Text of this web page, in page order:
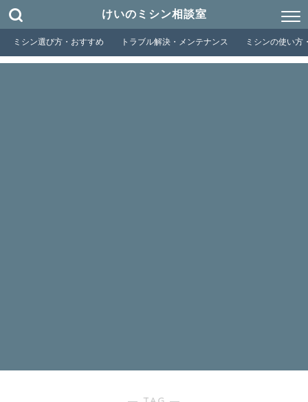
けいのミシン相談室
ミシン選び方・おすすめ トラブル解決・メンテナンス ミシンの使い方